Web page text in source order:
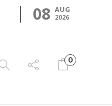
08 AUG
2026
0